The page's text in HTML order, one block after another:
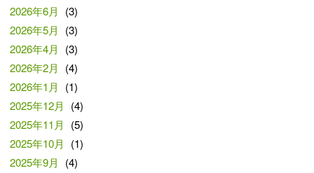
2026年6月
(3)
2026年5月
(3)
2026年4月
(3)
2026年2月
(4)
2026年1月
(1)
2025年12月
(4)
2025年11月
(5)
2025年10月
(1)
2025年9月
(4)